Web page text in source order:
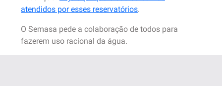
atendidos por esses reservatórios.
O Semasa pede a colaboração de todos para
fazerem uso racional da água.